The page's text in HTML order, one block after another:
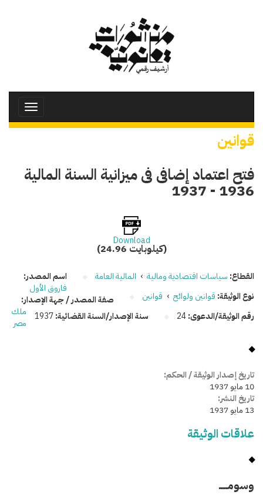
Toggle
قوانين
فتح اعتماد إضافى فى ميزانية السنة المالية
1936 - 1937
Download
(24.96 كيلوبايت)
القطاع: سياسات اقتصادية ومالية › المالية العامة
نوع الوثيقة: قوانين ولوائح › قوانين
رقم الوثيقة/الدعوى:24 سنة الإصدار/السنة القضائية:1937
اسم المصدر:
فاروق الأول
صفة المصدر / جهة الإصدار:
ملك
مصر
تاريخ إصدار الوثيقة / الحكم:
10 مايو 1937
تاريخ النشر:
13 مايو 1937
علاقات الوثيقة
وسومـــــ